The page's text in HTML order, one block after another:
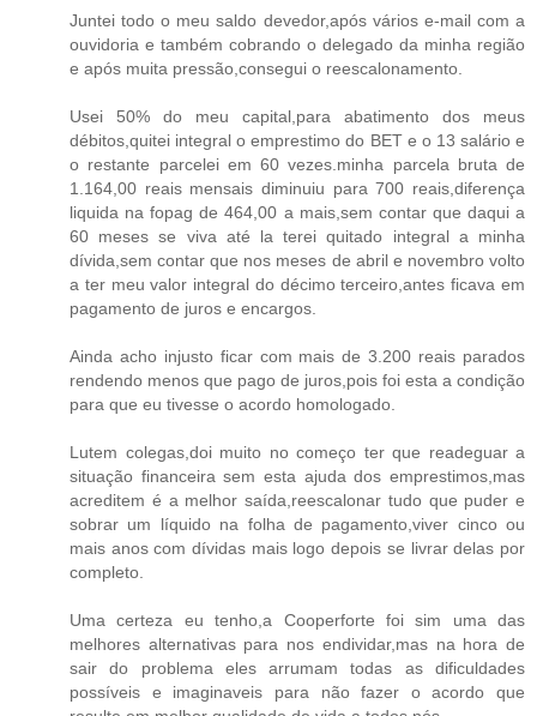
Juntei todo o meu saldo devedor,após vários e-mail com a
ouvidoria e também cobrando o delegado da minha região
e após muita pressão,consegui o reescalonamento.
Usei 50% do meu capital,para abatimento dos meus
débitos,quitei integral o emprestimo do BET e o 13 salário e
o restante parcelei em 60 vezes.minha parcela bruta de
1.164,00 reais mensais diminuiu para 700 reais,diferença
liquida na fopag de 464,00 a mais,sem contar que daqui a
60 meses se viva até la terei quitado integral a minha
dívida,sem contar que nos meses de abril e novembro volto
a ter meu valor integral do décimo terceiro,antes ficava em
pagamento de juros e encargos.
Ainda acho injusto ficar com mais de 3.200 reais parados
rendendo menos que pago de juros,pois foi esta a condição
para que eu tivesse o acordo homologado.
Lutem colegas,doi muito no começo ter que readeguar a
situação financeira sem esta ajuda dos emprestimos,mas
acreditem é a melhor saída,reescalonar tudo que puder e
sobrar um líquido na folha de pagamento,viver cinco ou
mais anos com dívidas mais logo depois se livrar delas por
completo.
Uma certeza eu tenho,a Cooperforte foi sim uma das
melhores alternativas para nos endividar,mas na hora de
sair do problema eles arrumam todas as dificuldades
possíveis e imaginaveis para não fazer o acordo que